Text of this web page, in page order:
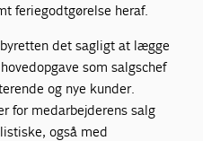
feriegodtgørelse heraf.
det sagligt at lægge
som salgschef
og nye kunder.
for medarbejderens salg
også med